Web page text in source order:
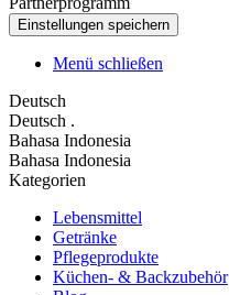
Menü schließen
Deutsch
Deutsch .
Bahasa Indonesia
Bahasa Indonesia
Kategorien
Lebensmittel
Getränke
Pflegeprodukte
Küchen- & Backzubehör